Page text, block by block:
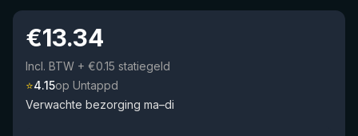
€13.34
Incl. BTW + €0.15 statiegeld
⭐4.15op Untappd
Verwachte bezorging ma–di